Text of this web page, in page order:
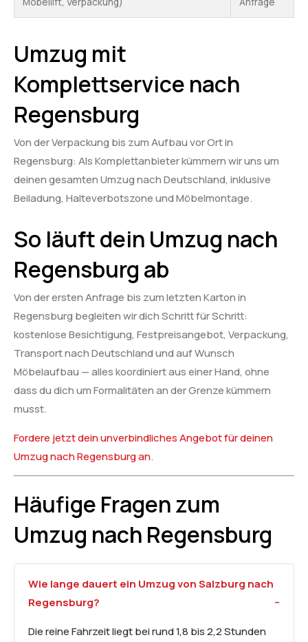
Umzug mit
Komplettservice nach
Regensburg
Von der Verpackung bis zum Aufbau vor Ort in
Regensburg: Als Komplettanbieter kümmern wir uns um
deinen gesamten Umzug nach Deutschland, inklusive
Beiladung, Halteverbotszone und Möbelmontage.
So läuft dein Umzug nach
Regensburg ab
Von der ersten Anfrage bis zum letzten Karton in
Regensburg begleiten wir dich Schritt für Schritt:
kostenlose Besichtigung, Festpreisangebot, Verpackung,
Transport nach Deutschland und auf Wunsch
Möbelaufbau — alles koordiniert aus einer Hand, ohne
dass du dich um Formalitäten an der Grenze kümmern
musst.
Fordere jetzt dein unverbindliches Angebot für deinen
Umzug nach Regensburg an.
Häufige Fragen zum
Umzug nach Regensburg
Wie lange dauert ein Umzug von Salzburg nach
Regensburg?
Die reine Fahrzeit liegt bei rund 1,8 bis 2,2 Stunden